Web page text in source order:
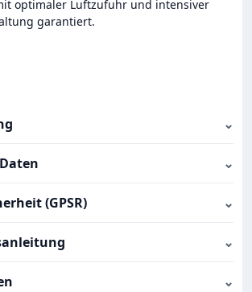
optimaler Luftzufuhr und intensiver
garantiert.
⌄
⌄
(GPSR) ⌄
⌄
⌄